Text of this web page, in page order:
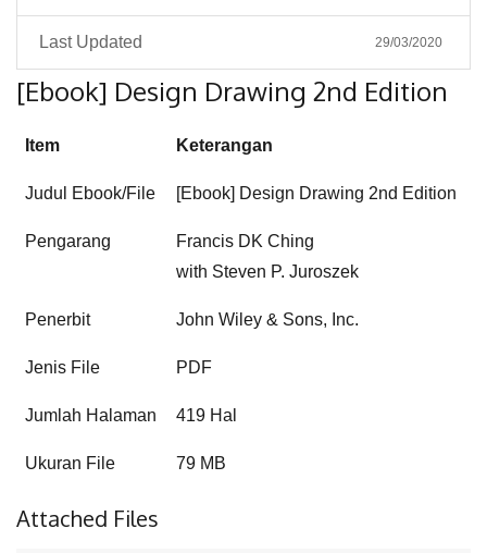
Last Updated 29/03/2020
[Ebook] Design Drawing 2nd Edition
Item Keterangan
Judul Ebook/File [Ebook] Design Drawing 2nd Edition
Pengarang
Francis DK Ching
with Steven P. Juroszek
Penerbit John Wiley & Sons, Inc.
Jenis File PDF
Jumlah Halaman 419 Hal
Ukuran File 79 MB
Attached Files